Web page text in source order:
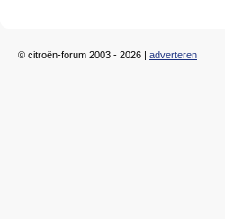
© citroën-forum 2003 - 2026 | adverteren